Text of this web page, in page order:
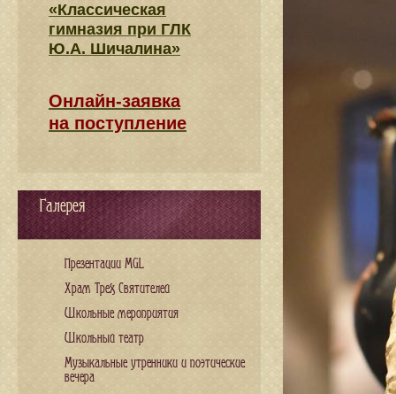
«Классическая
гимназия при ГЛК
Ю.А. Шичалина»
Онлайн-заявка
на поступление
Галерея
Презентации MGL
Храм Трех Святителей
Школьные мероприятия
Школьный театр
Музыкальные утренники и поэтические
вечера